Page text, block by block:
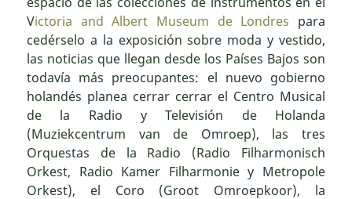
Victoria and Albert Museum de Londres para
cedérselo a la exposición sobre moda y vestido,
las noticias que llegan desde los Países Bajos son
todavía más preocupantes: el nuevo gobierno
holandés planea cerrar cerrar el Centro Musical
de la Radio y Televisión de Holanda
(Muziekcentrum van de Omroep), las tres
Orquestas de la Radio (Radio Filharmonisch
Orkest, Radio Kamer Filharmonie y Metropole
Orkest), el Coro (Groot Omroepkoor), la